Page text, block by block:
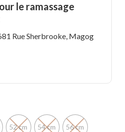
le ramassage
Rue Sherbrooke, Magog
52 cm 54 cm 56 cm